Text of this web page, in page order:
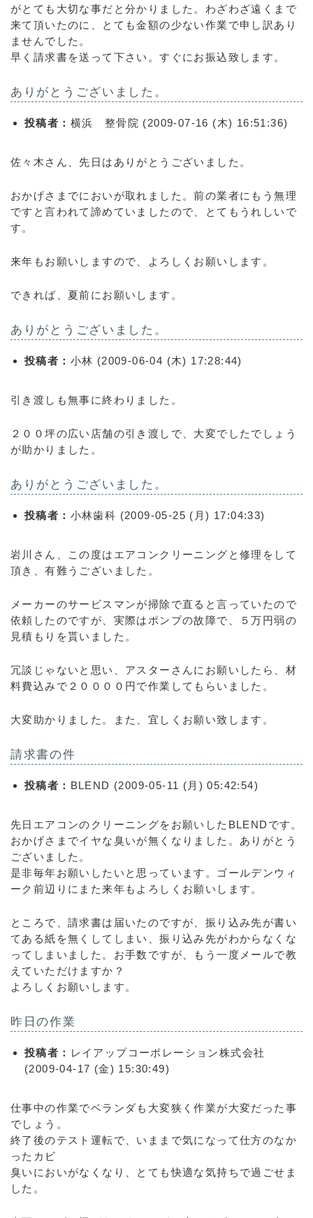
がとても大切な事だと分かりました。わざわざ遠くまで
来て頂いたのに、とても金額の少ない作業で申し訳あり
ませんでした。
早く請求書を送って下さい。すぐにお振込致します。
ありがとうございました。
投稿者： 横浜 整骨院 (2009-07-16 (木) 16:51:36)
佐々木さん、先日はありがとうございました。
おかげさまでにおいが取れました。前の業者にもう無理
ですと言われて諦めていましたので、とてもうれしいで
す。
来年もお願いしますので、よろしくお願いします。
できれば、夏前にお願いします。
ありがとうございました。
投稿者： 小林 (2009-06-04 (木) 17:28:44)
引き渡しも無事に終わりました。
２００坪の広い店舗の引き渡しで、大変でしたでしょう
が助かりました。
ありがとうございました。
投稿者： 小林歯科 (2009-05-25 (月) 17:04:33)
岩川さん、この度はエアコンクリーニングと修理をして
頂き、有難うございました。
メーカーのサービスマンが掃除で直ると言っていたので
依頼したのですが、実際はポンプの故障で、５万円弱の
見積もりを貰いました。
冗談じゃないと思い、アスターさんにお願いしたら、材
料費込みで２００００円で作業してもらいました。
大変助かりました。また、宜しくお願い致します。
請求書の件
投稿者： BLEND (2009-05-11 (月) 05:42:54)
先日エアコンのクリーニングをお願いしたBLENDです。
おかげさまでイヤな臭いが無くなりました。ありがとう
ございました。
是非毎年お願いしたいと思っています。ゴールデンウィ
ーク前辺りにまた来年もよろしくお願いします。
ところで、請求書は届いたのですが、振り込み先が書い
てある紙を無くしてしまい、振り込み先がわからなくな
ってしまいました。お手数ですが、もう一度メールで教
えていただけますか？
よろしくお願いします。
昨日の作業
投稿者： レイアップコーポレーション株式会社
(2009-04-17 (金) 15:30:49)
仕事中の作業でベランダも大変狭く作業が大変だった事
でしょう。
終了後のテスト運転で、いままで気になって仕方のなか
ったカビ
臭いにおいがなくなり、とても快適な気持ちで過ごせま
した。